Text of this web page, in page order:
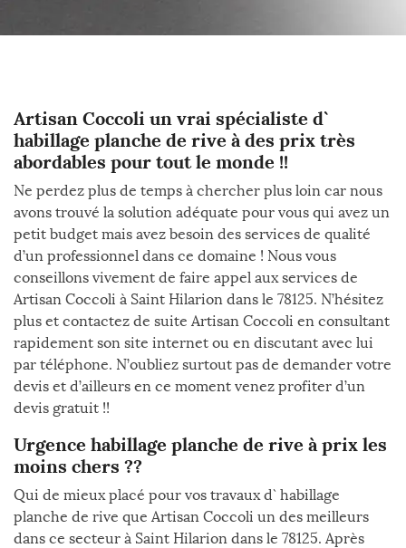
Artisan Coccoli un vrai spécialiste d`
habillage planche de rive à des prix très
abordables pour tout le monde !!
Ne perdez plus de temps à chercher plus loin car nous
avons trouvé la solution adéquate pour vous qui avez un
petit budget mais avez besoin des services de qualité
d’un professionnel dans ce domaine ! Nous vous
conseillons vivement de faire appel aux services de
Artisan Coccoli à Saint Hilarion dans le 78125. N’hésitez
plus et contactez de suite Artisan Coccoli en consultant
rapidement son site internet ou en discutant avec lui
par téléphone. N’oubliez surtout pas de demander votre
devis et d’ailleurs en ce moment venez profiter d’un
devis gratuit !!
Urgence habillage planche de rive à prix les
moins chers ??
Qui de mieux placé pour vos travaux d` habillage
planche de rive que Artisan Coccoli un des meilleurs
dans ce secteur à Saint Hilarion dans le 78125. Après